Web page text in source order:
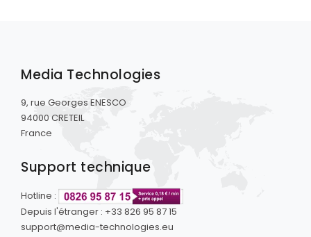
Media Technologies
9, rue Georges ENESCO
94000 CRETEIL
France
Support technique
Hotline :
Depuis l'étranger : +33 826 95 87 15
support@media-technologies.eu